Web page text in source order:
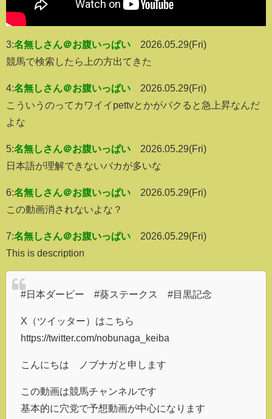
3:名無しさん＠お腹いっぱい
2026.05.29(Fri)
競馬で検索したら上の方出てきた
4:名無しさん＠お腹いっぱい
2026.05.29(Fri)
こういうのってカワイイpettvとかがパクると急上昇なんだ
よな
5:名無しさん＠お腹いっぱい
2026.05.29(Fri)
日本語が理解できないバカが多いな
6:名無しさん＠お腹いっぱい
2026.05.29(Fri)
この動画消されないよな？
7:名無しさん＠お腹いっぱい
2026.05.29(Fri)
This is description
#日本ダービー #葵ステークス #目黒記念
X（ツイッター）はこちら
https://twitter.com/nobunaga_keiba
こんにちは ノブナガと申します
この動画は競馬チャンネルです
基本的に穴党で予想動画が中心になります